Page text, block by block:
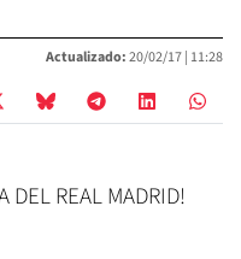
Actualizado:20/02/17 | 11:28
DEL REAL MADRID!